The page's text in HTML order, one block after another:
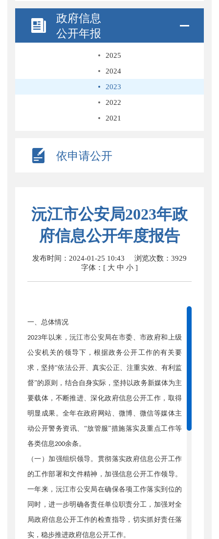
政府信息
公开年报
2025
2024
2023
2022
2021
依申请公开
沅江市公安局2023年政
府信息公开年度报告
发布时间：2024-01-25 10:43 浏览次数： 3929
字体：[ 大 中 小 ]
一、总体情况
2023年以来，沅江市公安局在市委、市政府和上级
公安机关的领导下，根据政务公开工作的有关要
求，坚持“依法公开、真实公正、注重实效、有利监
督”的原则，结合自身实际，坚持以政务新媒体为主
要载体，不断推进、深化政府信息公开工作，取得
明显成果。全年在政府网站、微博、微信等媒体主
动公开警务资讯、“放管服”措施落实及重点工作等
各类信息200余条。
（一）加强组织领导。 贯彻落实政府信息公开工作
的工作部署和文件精神，加强信息公开工作领导。
一年来，沅江市公安局在确保各项工作落实到位的
同时，进一步明确各责任单位职责分工，加强对全
局政府信息公开工作的检查指导，切实抓好责任落
实，稳步推进政府信息公开工作。